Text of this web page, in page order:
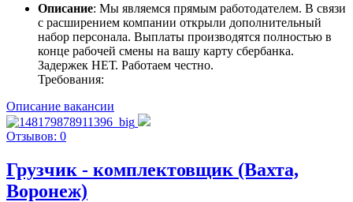
Описание: Мы являемся прямым работодателем. В связи
с расширением компании открыли дополнительный
набор персонала. Выплаты производятся полностью в
конце рабочей смены на вашу карту сбербанка.
Задержек НЕТ. Работаем честно.
Требования:
Описание вакансии
Отзывов: 0
Грузчик - комплектовщик (Вахта,
Воронеж)